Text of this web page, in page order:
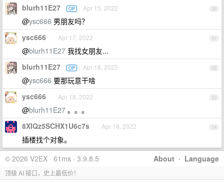
30
blurh11E27 OP Apr 15, 2022
@ysc666 男朋友吗？
31
ysc666 Apr 17, 2022
@blurh11E27 我找女朋友...
32
blurh11E27 OP Apr 18, 2022
@ysc666 要那玩意干啥
33
ysc666 Apr 18, 2022
@blurh11E27 。。。
34
8XIQz5SCHX1U6c7s Apr 18, 2022
插楼找个对象。
About · Language
© 2026 V2EX · 61ms · 3.9.8.5
顶级 AI 接口，史上最低价！